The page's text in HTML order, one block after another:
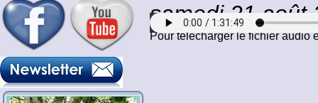
samedi 21 août
Pour télécharger le fichier audio